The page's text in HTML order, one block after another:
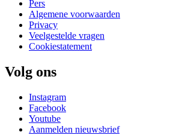
Pers
Algemene voorwaarden
Privacy
Veelgestelde vragen
Cookiestatement
Volg ons
Instagram
Facebook
Youtube
Aanmelden nieuwsbrief